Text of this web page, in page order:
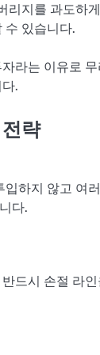
리지를 과도하
수 있습니다.
라는 이유로
.
략
입하지 않고 여
다.
드시 손절 라